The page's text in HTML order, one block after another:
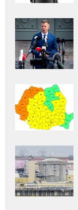
Adaugă
aici textul
pentru
subtitlu
Adaugă
aici textul
pentru
subtitlu
Adaugă
aici textul
pentru
subtitlu